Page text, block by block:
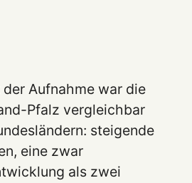
Aufnahme war die
Pfalz vergleichbar
steigende
eine zwar
als zwei